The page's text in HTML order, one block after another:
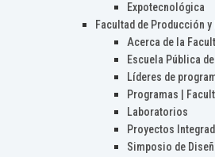
Expotecnológica
Facultad de Producción y
Acerca de la
Escuela Pública
Líderes de
Programas |
Laboratorios
Proyectos
Simposio de